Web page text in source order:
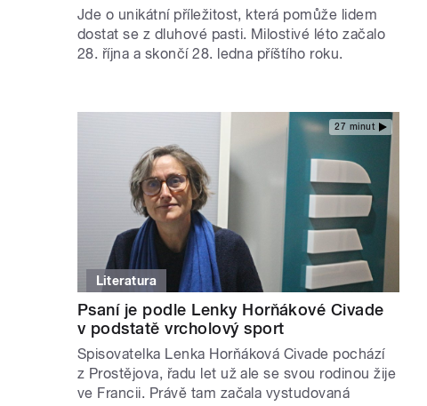
Jde o unikátní příležitost, která pomůže lidem
dostat se z dluhové pasti. Milostivé léto začalo
28. října a skončí 28. ledna příštího roku.
27 minut
Literatura
Psaní je podle Lenky Horňákové Civade
v podstatě vrcholový sport
Spisovatelka Lenka Horňáková Civade pochází
z Prostějova, řadu let už ale se svou rodinou žije
ve Francii. Právě tam začala vystudovaná